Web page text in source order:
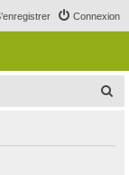
Connexion